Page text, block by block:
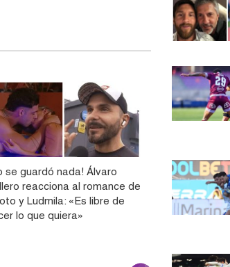
se guardó nada! Álvaro
reacciona al romance de
y Ludmila: «Es libre de
lo que quiera»